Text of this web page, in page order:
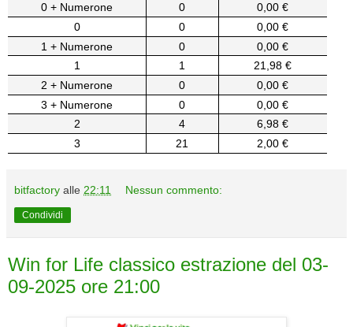
0 + Numerone
0
0,00 €
0
0
0,00 €
1 + Numerone
0
0,00 €
1
1
21,98 €
2 + Numerone
0
0,00 €
3 + Numerone
0
0,00 €
2
4
6,98 €
3
21 2,00 €
bitfactory alle 22:11 Nessun commento:
Condividi
Win for Life classico estrazione del 03-
09-2025 ore 21:00